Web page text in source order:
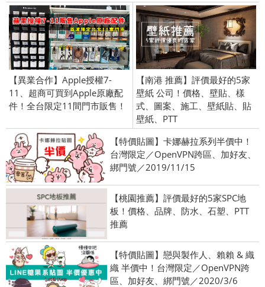
【異業合作】Apple授權7-
11、超商可買到Apple原廠配
件！全台限定11間門市販售！
【南港 推薦】評價最好的5家
壁紙 公司！價格、壁貼、樣
式、圖案、施工、壁紙貼、貼
壁紙、PTT
【特價貼圖】卡娜赫拉系列半價中！
台灣限定／OpenVPN跨區、加好友、
綁門號／2019/11/15
【桃園推薦】評價最好的5家SPC地
板！價格、品牌、防水、石塑、PTT
推薦
【特價貼圖】戀與製作人、賴賴 & 織
織 半價中！台灣限定／OpenVPN跨
區、加好友、綁門號／2020/3/6